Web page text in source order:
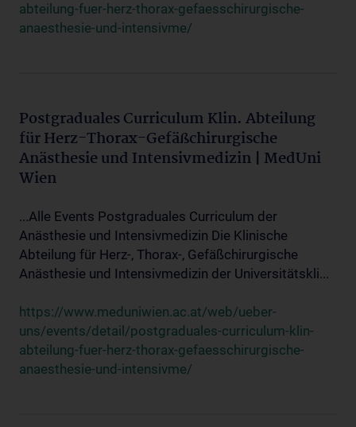
abteilung-fuer-herz-thorax-gefaesschirurgische-
anaesthesie-und-intensivme/
Postgraduales Curriculum Klin. Abteilung
für Herz-Thorax-Gefäßchirurgische
Anästhesie und Intensivmedizin | MedUni
Wien
...Alle Events Postgraduales Curriculum der
Anästhesie und Intensivmedizin Die Klinische
Abteilung für Herz-, Thorax-, Gefäßchirurgische
Anästhesie und Intensivmedizin der Universitätskli...
https://www.meduniwien.ac.at/web/ueber-
uns/events/detail/postgraduales-curriculum-klin-
abteilung-fuer-herz-thorax-gefaesschirurgische-
anaesthesie-und-intensivme/